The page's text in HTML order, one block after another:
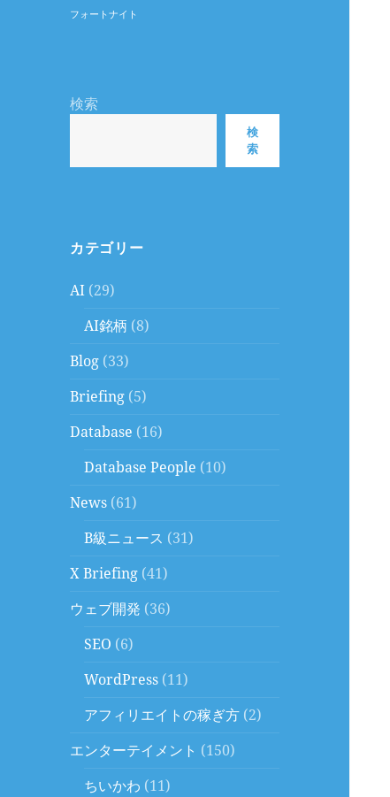
フォートナイト
検索
検
索
カテゴリー
AI (29)
AI銘柄 (8)
Blog (33)
Briefing (5)
Database (16)
Database People (10)
News (61)
B級ニュース (31)
X Briefing (41)
ウェブ開発 (36)
SEO (6)
WordPress (11)
アフィリエイトの稼ぎ方 (2)
エンターテイメント (150)
ちいかわ (11)